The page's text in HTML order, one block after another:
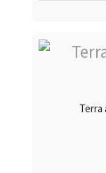
Terra